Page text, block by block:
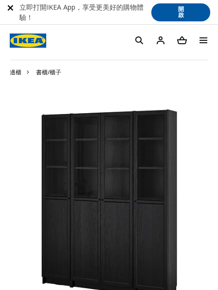
邊櫃 書櫃/櫃子
立即打開IKEA App，享受更美好的購物體
驗！
開
啟